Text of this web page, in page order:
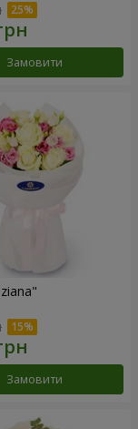
Замовити
Замовити